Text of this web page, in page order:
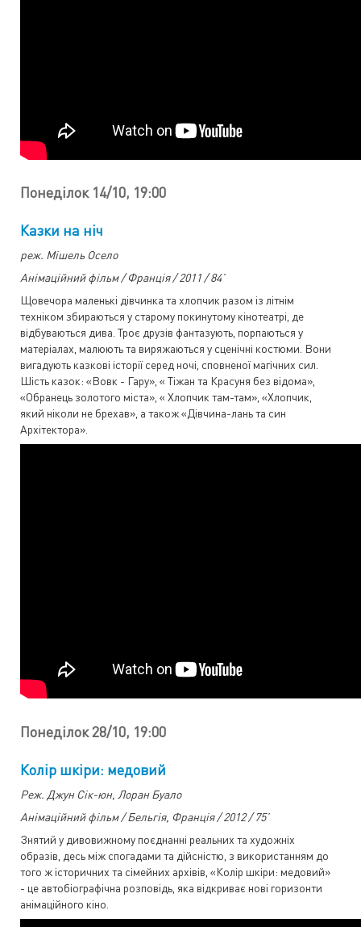
Понеділок 14/10, 19:00
Казки на ніч
реж. Мішель Осело
Анімаційний фільм / Франція / 2011 / 84’
Щовечора маленькі дівчинка та хлопчик разом із літнім
техніком збираються у старому покинутому кінотеатрі, де
відбуваються дива. Троє друзів фантазують, порпаються у
матеріалах, малюють та виряжаються у сценічні костюми. Вони
вигадують казкові історії серед ночі, сповненої магічних сил.
Шість казок: «Вовк - Гару», « Тіжан та Красуня без відома»,
«Обранець золотого міста», « Хлопчик там-там», «Хлопчик,
який ніколи не брехав», а також «Дівчина-лань та син
Архітектора».
Понеділок 28/10, 19:00
Колір шкіри: медовий
Реж. Джун Сік-юн, Лоран Буало
Анімаційний фільм / Бельгія, Франція / 2012 / 75’
Знятий у дивовижному поєднанні реальних та художніх
образів, десь між спогадами та дійсністю, з використанням до
того ж історичних та сімейних архівів, «Колір шкіри: медовий»
- це автобіографічна розповідь, яка відкриває нові горизонти
анімаційного кіно.